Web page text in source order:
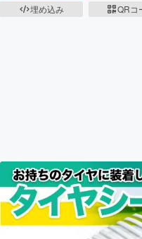
埋め込み
QRコ